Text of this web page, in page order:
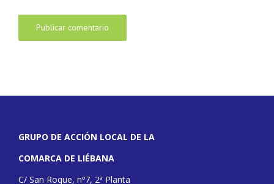
GRUPO DE ACCIÓN LOCAL DE LA
COMARCA DE LIÉBANA
C/ San Roque, nº7, 2ª Planta